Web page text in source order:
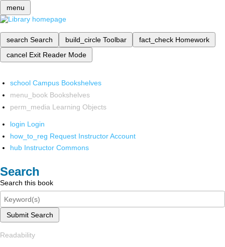
menu
search Search build_circle Toolbar fact_check Homework
cancel Exit Reader Mode
school Campus Bookshelves
menu_book Bookshelves
perm_media Learning Objects
login Login
how_to_reg Request Instructor Account
hub Instructor Commons
Search
Search this book
Submit Search
Readability